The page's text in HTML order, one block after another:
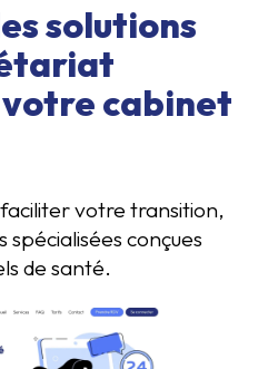
solutions
cabinet
votre transition,
spécialisées conçues
de santé.